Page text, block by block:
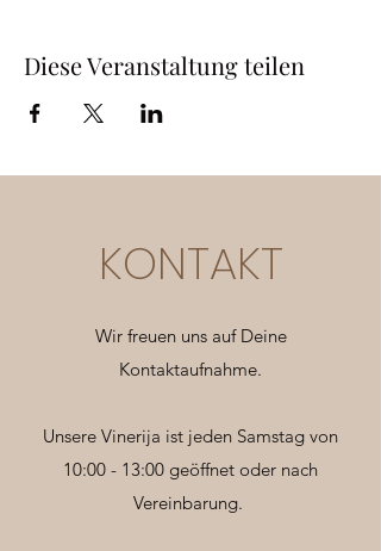
Diese Veranstaltung teilen
KONTAKT
Wir freuen uns auf Deine
Kontaktaufnahme.
Unsere Vinerija ist jeden Samstag von
10:00 - 13:00 geöffnet oder nach
Vereinbarung.